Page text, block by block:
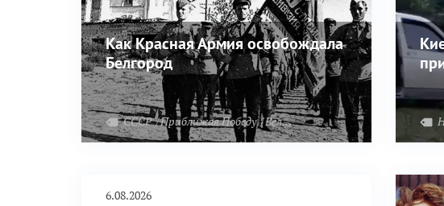
Как Красная Армия освобождала
Белгород
СССР Приближая Победу Великая Отечественная война
6.08.2026